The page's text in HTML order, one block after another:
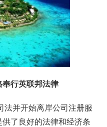
行英联邦法律
法并开始离岸公司注册服
了良好的法律和经济条